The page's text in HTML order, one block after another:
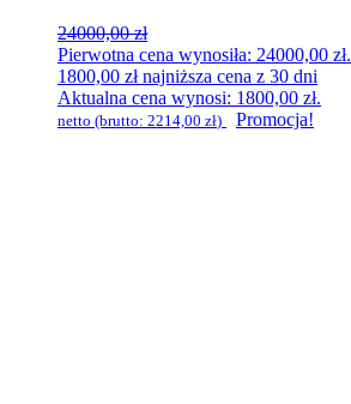
24000,00zł
Pierwotna cena wynosiła: 24000,00 zł.
1800,00 złnajniższa cena z 30 dni
Aktualna cena wynosi: 1800,00 zł.
netto (brutto: 2214,00 zł) Promocja!